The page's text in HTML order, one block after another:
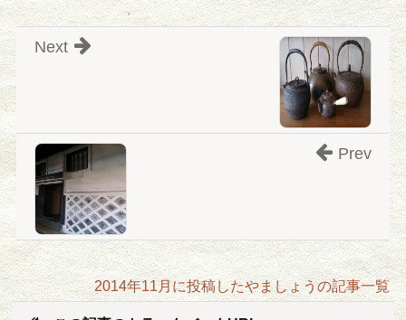
Next
Prev
2014年11月に投稿したやましょうの記事一覧